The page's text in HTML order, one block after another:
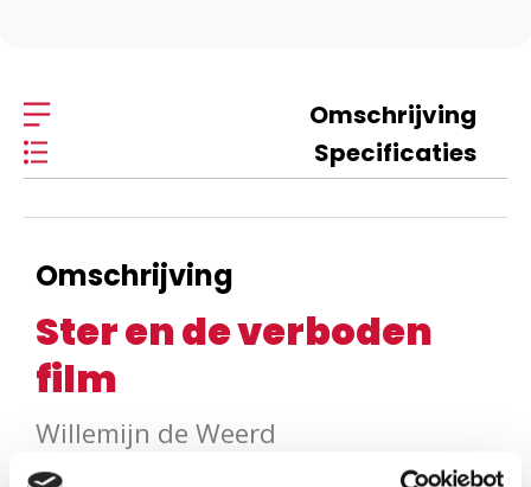
Omschrijving
Specificaties
Omschrijving
Ster en de verboden
film
Willemijn de Weerd